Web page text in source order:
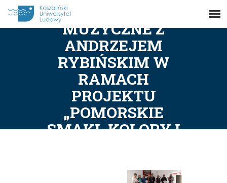
WARSZTATY
MUZYCZNE Z
ANDRZEJEM
RYBIŃSKIM W
RAMACH
PROJEKTU
„POMORSKIE
SMAKI, KOLORY I